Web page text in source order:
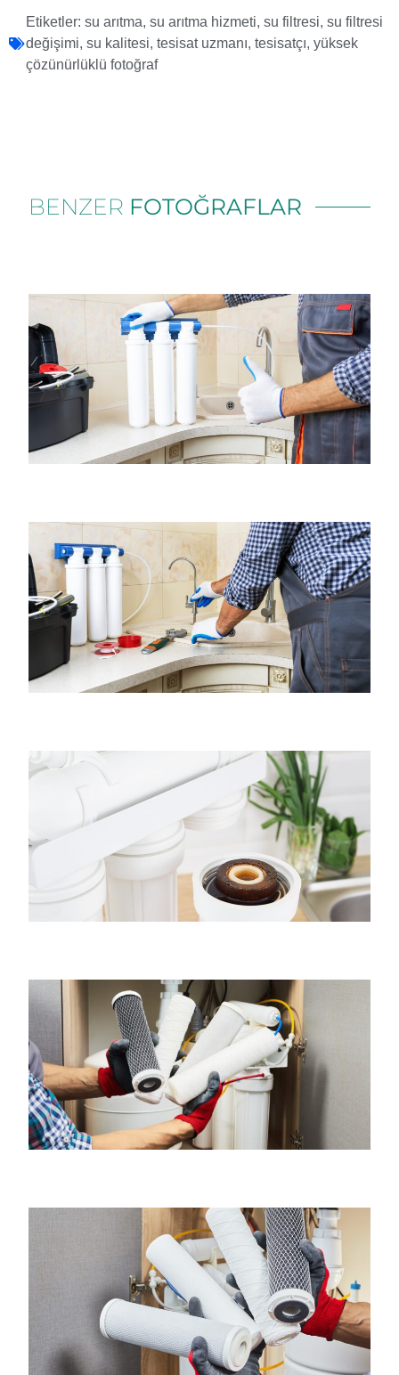
Etiketler: su arıtma, su arıtma hizmeti, su filtresi, su filtresi
değişimi, su kalitesi, tesisat uzmanı, tesisatçı, yüksek
çözünürlüklü fotoğraf
BENZER FOTOĞRAFLAR